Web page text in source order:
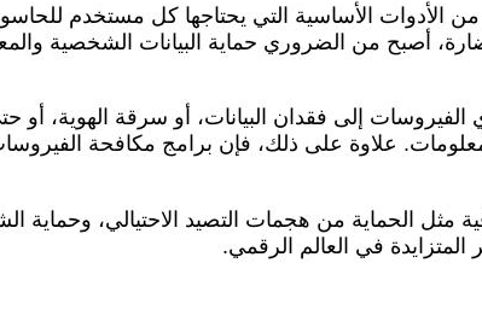
الأدوات الأساسية التي يحتاجها كل مستخدم
أصبح من الضروري حماية البيانات
الفيروسات إلى فقدان البيانات، أو سرقة الهوية،
علاوة على ذلك، فإن برامج مكافحة
مثل الحماية من هجمات التصيد الاحتيالي،
في العالم الرقمي.